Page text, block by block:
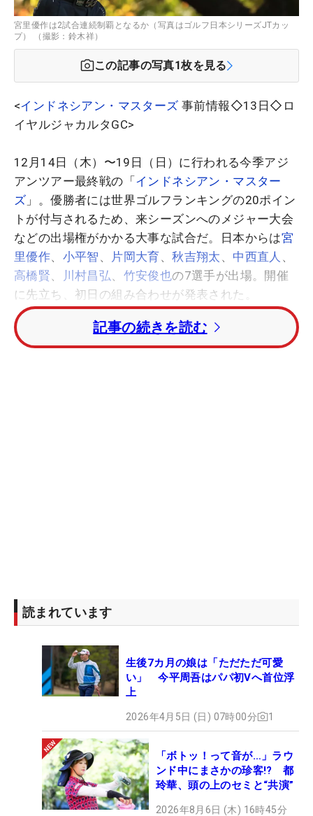
宮里優作は2試合連続制覇となるか（写真はゴルフ日本シリーズJTカッ
プ） （撮影：鈴木祥）
この記事の写真1枚を見る
<インドネシアン・マスターズ 事前情報◇13日◇ロ
イヤルジャカルタGC>
12月14日（木）〜19日（日）に行われる今季アジ
アンツアー最終戦の「インドネシアン・マスター
ズ 」。優勝者には世界ゴルフランキングの20ポイン
トが付与されるため、来シーズンへのメジャー大会
などの出場権がかかる大事な試合だ。日本からは宮
里優作
小平智 片岡大育 、秋吉翔太 中西直人
高橋賢
川村昌弘 竹安俊也の7選手が出場。開催
に先立ち、初日の組み合わせが発表された。
小平智＆古閑美保夫婦の仲良し2ショット！
ト
8時35分： 秋吉翔太
8時55分：片岡大育
ト・タンカモプラサート
9時05分：宮里優作 、ジャスティン・ローズ
10時05分：川村昌弘、リー・スーミン、ウェン‐タ
ン・リン
13時15分：中西直人、スコット・バール、ナム・ヤ
13時55分：小平智、ブラント・スネデカー 、トンチ
記事の続きを読む
読まれています
生後7カ月の娘は「ただただ可愛
い」 今平周吾はパパ初Vへ首位浮
上
2026年4月5日 (日) 07時00分 1
「ボトッ！って音が…」ラウ
ンド中にまさかの珍客!? 都
玲華、頭の上のセミと“共演”
2026年8月6日 (木) 16時45分